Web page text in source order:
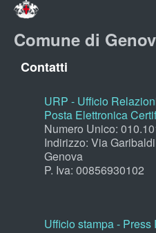
Comune di
Contatti
URP - Ufficio
Posta Elettronica
Numero Unico:
Indirizzo: Via
Genova
P. Iva: 00856930102
Ufficio stampa - Press